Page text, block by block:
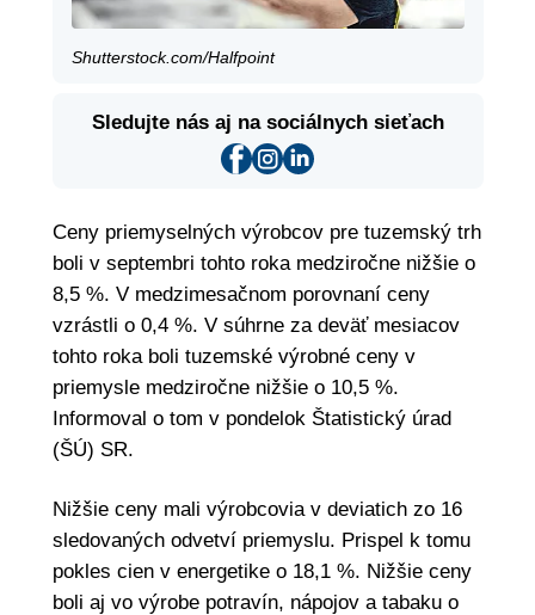
Shutterstock.com/Halfpoint
Sledujte nás aj na sociálnych sieťach
Ceny priemyselných výrobcov pre tuzemský trh
boli v septembri tohto roka medziročne nižšie o
8,5 %. V medzimesačnom porovnaní ceny
vzrástli o 0,4 %. V súhrne za deväť mesiacov
tohto roka boli tuzemské výrobné ceny v
priemysle medziročne nižšie o 10,5 %.
Informoval o tom v pondelok Štatistický úrad
(ŠÚ) SR.
Nižšie ceny mali výrobcovia v deviatich zo 16
sledovaných odvetví priemyslu. Prispel k tomu
pokles cien v energetike o 18,1 %. Nižšie ceny
boli aj vo výrobe potravín, nápojov a tabaku o